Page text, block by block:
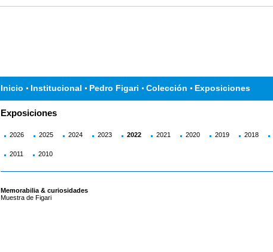
Inicio Institucional Pedro Figari Colección Exposiciones
Exposiciones
2026 2025 2024 2023 2022 2021 2020 2019 2018
2011 2010
Memorabilia & curiosidades
Muestra de Figari